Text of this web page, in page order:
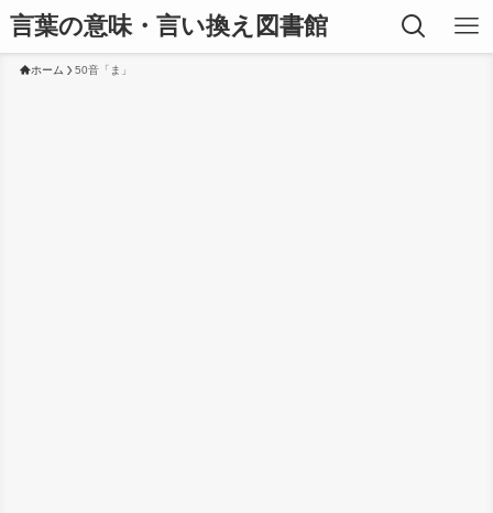
言葉の意味・言い換え図書館
ホーム 50音「ま」